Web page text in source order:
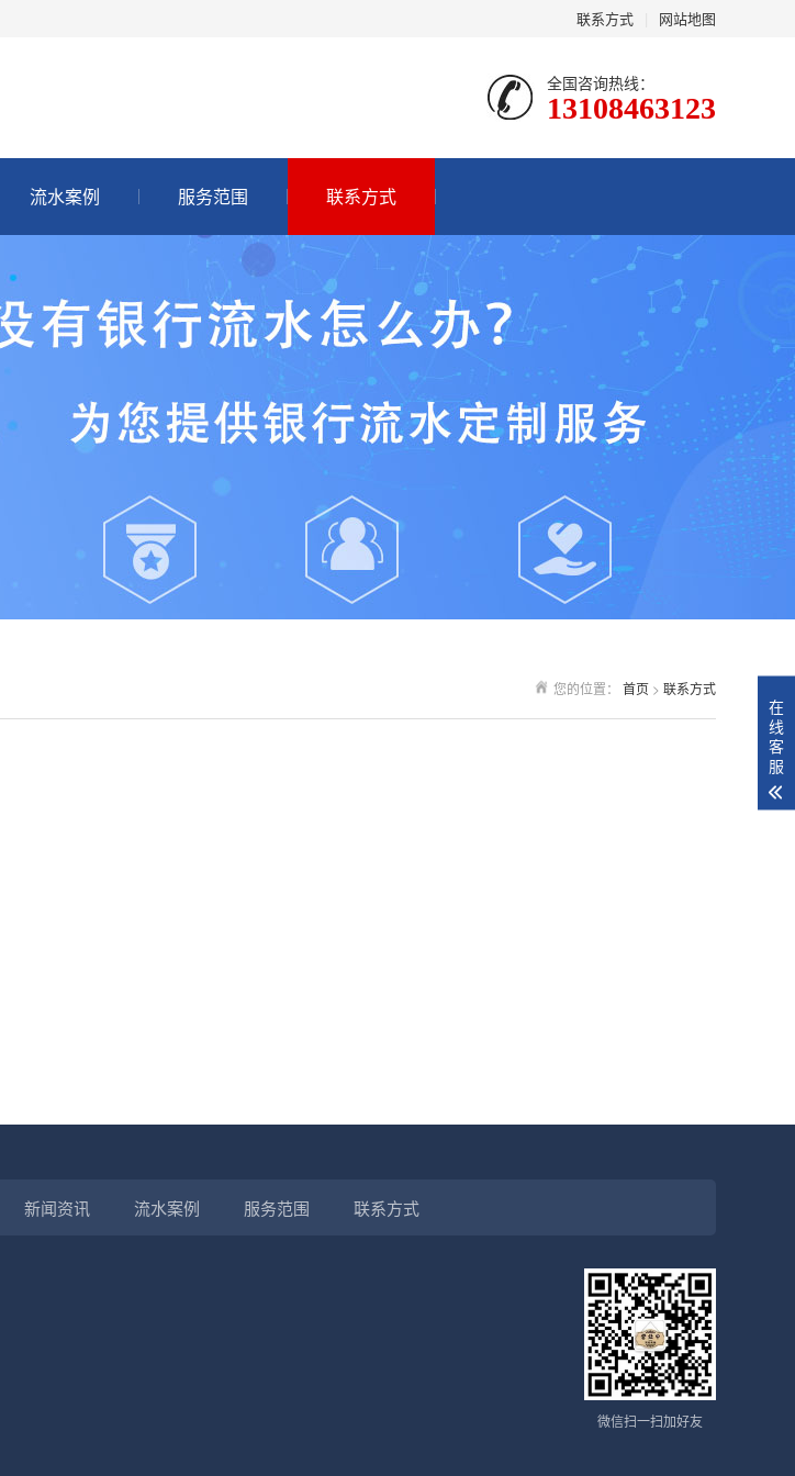
联系方式 网站地图
全国咨询热线：
13108463123
流水案例 服务范围 联系方式
您的位置： 首页 > 联系方式
新闻资讯 流水案例 服务范围 联系方式
微信扫一扫加好友
在
线
客
服